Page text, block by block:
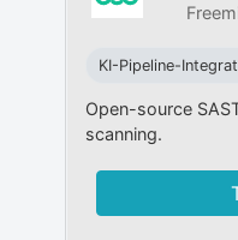
KI-Pipeline-
Open-source
scanning.